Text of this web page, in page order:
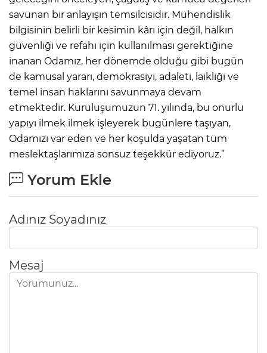
savunan bir anlayışın temsilcisidir. Mühendislik
bilgisinin belirli bir kesimin kârı için değil, halkın
güvenliği ve refahı için kullanılması gerektiğine
inanan Odamız, her dönemde olduğu gibi bugün
de kamusal yararı, demokrasiyi, adaleti, laikliği ve
temel insan haklarını savunmaya devam
etmektedir. Kuruluşumuzun 71. yılında, bu onurlu
yapıyı ilmek ilmek işleyerek bugünlere taşıyan,
Odamızı var eden ve her koşulda yaşatan tüm
meslektaşlarımıza sonsuz teşekkür ediyoruz.”
Yorum Ekle
Adınız Soyadınız
Mesaj